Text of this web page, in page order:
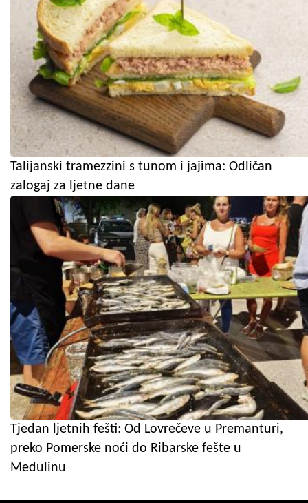
Talijanski tramezzini s tunom i jajima: Odličan
zalogaj za ljetne dane
Tjedan ljetnih fešti: Od Lovrečeve u Premanturi,
preko Pomerske noći do Ribarske fešte u
Medulinu